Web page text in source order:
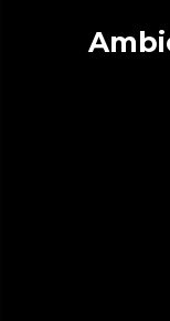
Ambiente perfeito no